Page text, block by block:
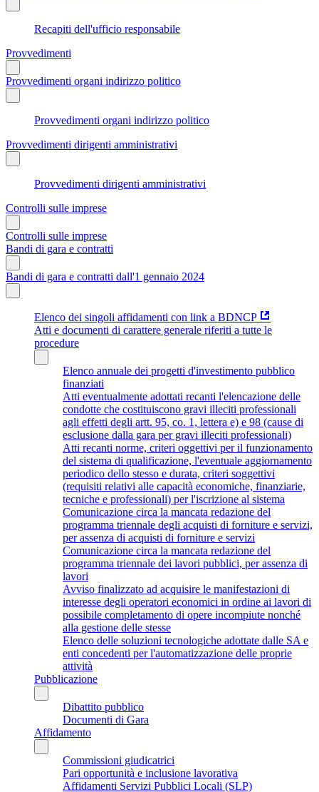
Recapiti dell'ufficio responsabile
Provvedimenti
Provvedimenti organi indirizzo politico
Provvedimenti organi indirizzo politico
Provvedimenti dirigenti amministrativi
Provvedimenti dirigenti amministrativi
Controlli sulle imprese
Controlli sulle imprese
Bandi di gara e contratti
Bandi di gara e contratti dall'1 gennaio 2024
Elenco dei singoli affidamenti con link a BDNCP
Atti e documenti di carattere generale riferiti a tutte le
procedure
Elenco annuale dei progetti d'investimento pubblico
finanziati
Atti eventualmente adottati recanti l'elencazione delle
condotte che costituiscono gravi illeciti professionali
agli effetti degli artt. 95, co. 1, lettera e) e 98 (cause di
esclusione dalla gara per gravi illeciti professionali)
Atti recanti norme, criteri oggettivi per il funzionamento
del sistema di qualificazione, l'eventuale aggiornamento
periodico dello stesso e durata, criteri soggettivi
(requisiti relativi alle capacità economiche, finanziarie,
tecniche e professionali) per l'iscrizione al sistema
Comunicazione circa la mancata redazione del
programma triennale degli acquisti di forniture e servizi,
per assenza di acquisti di forniture e servizi
Comunicazione circa la mancata redazione del
programma triennale dei lavori pubblici, per assenza di
lavori
Avviso finalizzato ad acquisire le manifestazioni di
interesse degli operatori economici in ordine ai lavori di
possibile completamento di opere incompiute nonché
alla gestione delle stesse
Elenco delle soluzioni tecnologiche adottate dalle SA e
enti concedenti per l'automatizzazione delle proprie
attività
Pubblicazione
Dibattito pubblico
Documenti di Gara
Affidamento
Commissioni giudicatrici
Pari opportunità e inclusione lavorativa
Affidamenti Servizi Pubblici Locali (SLP)